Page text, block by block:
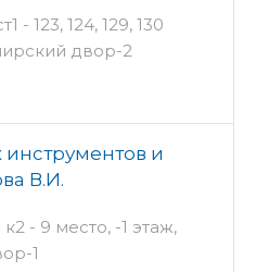
- 123, 124, 129, 130
двор-2
и
В.И.
- 9 место, -1 этаж,
1